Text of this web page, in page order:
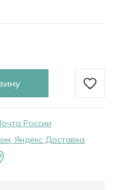
России
Яндекс Доставка